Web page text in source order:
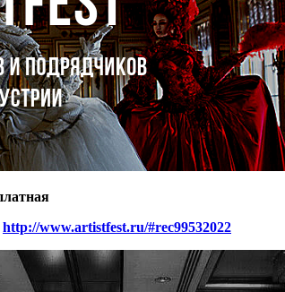
http://www.artistfest.ru/#rec99532022